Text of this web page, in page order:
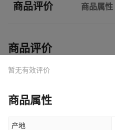
商品评价 商品属性
商品评价
暂无有效评价
商品属性
产地